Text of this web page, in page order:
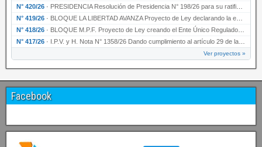
N° 420/26 · PRESIDENCIA Resolución de Presidencia N° 198/26 para su ratificación.
N° 419/26 · BLOQUE LA LIBERTAD AVANZA Proyecto de Ley declarando la esencialidad del servicio educativ…
N° 418/26 · BLOQUE M.P.F. Proyecto de Ley creando el Ente Único Regulador de servicios públicos de la …
N° 417/26 · I.P.V. y H. Nota N° 1358/26 Dando cumplimiento al artículo 29 de la Ley provincial N° 1399…
Ver proyectos »
Facebook